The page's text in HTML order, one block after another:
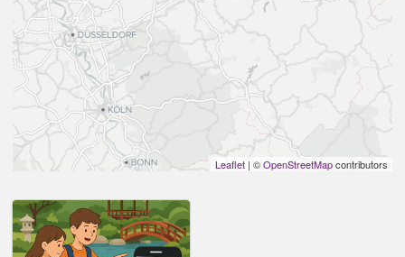
Leaflet | ©OpenStreetMapcontributors